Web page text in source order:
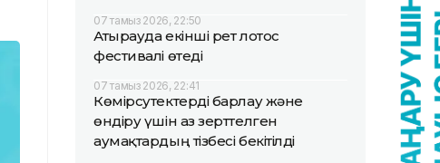
07 тамыз 2026, 22:50
Атырауда екінші рет лотос
фестивалі өтеді
07 тамыз 2026, 22:41
Көмірсутектерді барлау және
өндіру үшін аз зерттелген
аумақтардың тізбесі бекітілді